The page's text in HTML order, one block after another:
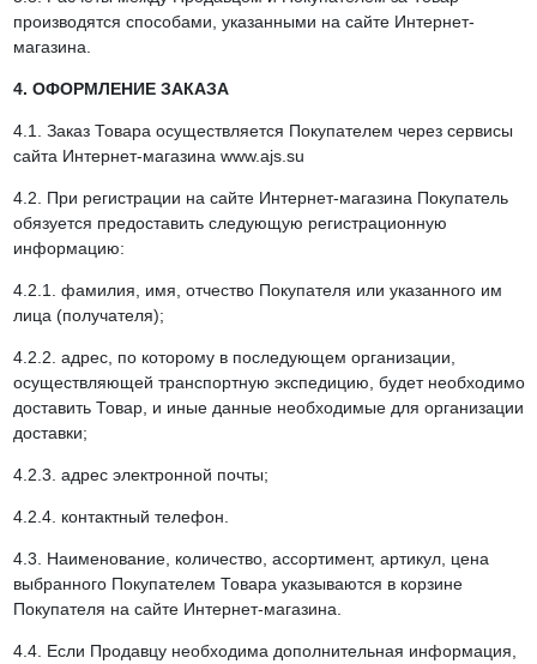
производятся способами, указанными на сайте Интернет-
магазина.
4. ОФОРМЛЕНИЕ ЗАКАЗА
4.1. Заказ Товара осуществляется Покупателем через сервисы
сайта Интернет-магазина www.ajs.su
4.2. При регистрации на сайте Интернет-магазина Покупатель
обязуется предоставить следующую регистрационную
информацию:
4.2.1. фамилия, имя, отчество Покупателя или указанного им
лица (получателя);
4.2.2. адрес, по которому в последующем организации,
осуществляющей транспортную экспедицию, будет необходимо
доставить Товар, и иные данные необходимые для организации
доставки;
4.2.3. адрес электронной почты;
4.2.4. контактный телефон.
4.3. Наименование, количество, ассортимент, артикул, цена
выбранного Покупателем Товара указываются в корзине
Покупателя на сайте Интернет-магазина.
4.4. Если Продавцу необходима дополнительная информация,